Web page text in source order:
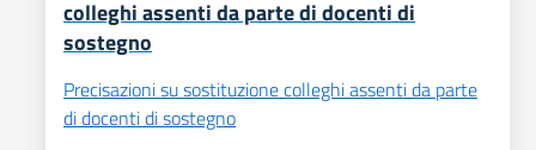
colleghi assenti da parte di docenti di
sostegno
Precisazioni su sostituzione colleghi assenti da parte
di docenti di sostegno